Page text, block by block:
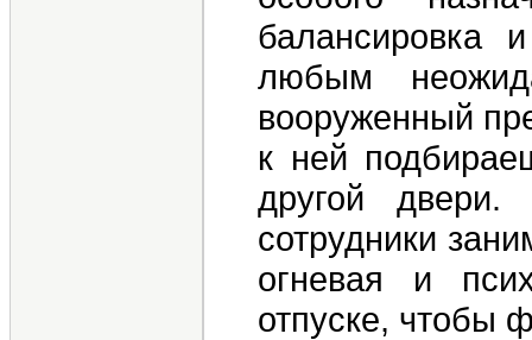
балансировка
любым
вооруженный
к ней
другой
сотрудники
огневая и
отпуске, чтобы